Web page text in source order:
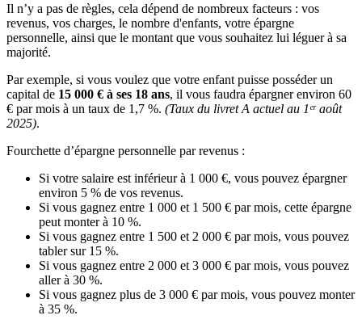
Il n’y a pas de règles, cela dépend de nombreux facteurs : vos
revenus, vos charges, le nombre d'enfants, votre épargne
personnelle, ainsi que le montant que vous souhaitez lui léguer à sa
majorité.
Par exemple, si vous voulez que votre enfant puisse posséder un
capital de 15 000 € à ses 18 ans, il vous faudra épargner environ 60
€ par mois à un taux de 1,7 %. (Taux du livret A actuel au 1ᵉʳ août
2025).
Fourchette d’épargne personnelle par revenus :
Si votre salaire est inférieur à 1 000 €, vous pouvez épargner
environ 5 % de vos revenus.
Si vous gagnez entre 1 000 et 1 500 € par mois, cette épargne
peut monter à 10 %.
Si vous gagnez entre 1 500 et 2 000 € par mois, vous pouvez
tabler sur 15 %.
Si vous gagnez entre 2 000 et 3 000 € par mois, vous pouvez
aller à 30 %.
Si vous gagnez plus de 3 000 € par mois, vous pouvez monter
à 35 %.